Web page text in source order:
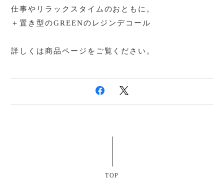
仕事やリラックスタイムのおともに。
＋置き型のGREENのレジンデコール
詳しくは商品ページをご覧ください。
TOP